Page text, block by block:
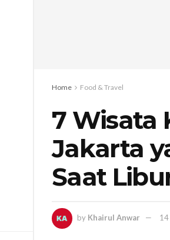
Home Food & Travel
7 Wisata
Jakarta
Saat
by Khairul Anwar